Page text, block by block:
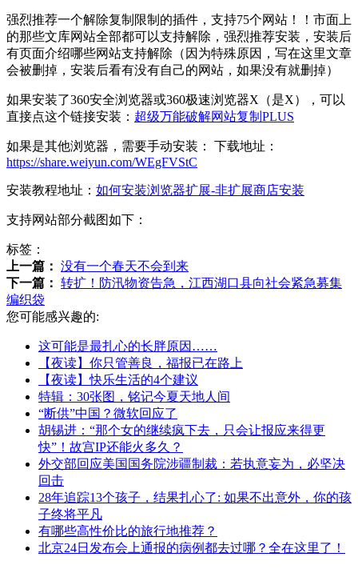
强烈推荐一个解除复制限制的插件，支持75个网站！！市面上
的那些文库网站全部都可以支持解除，强烈推荐安装，安装后
有页面介绍哪些网站支持解除（因为特殊原因，写在这里文章
会被删掉，安装后看有没有自己的网站，如果没有就删掉）
如果安装了360安全浏览器或360极速浏览器X（是X），可以
直接点这个链接安装： 超级万能破解网站复制PLUS
如果是其他浏览器，需要手动安装： 下载地址：
https://share.weiyun.com/WEgFVStC
安装教程地址： 如何安装浏览器扩展-非扩展商店安装
支持网站部分截图如下：
标签：
上一篇： 没有一个春天不会到来
下一篇： 转扩！防汛物资告急，江西湖口县向社会紧急募集
编织袋
您可能感兴趣的:
这可能是最扎心的长胖原因……
【夜读】你只管善良，福报已在路上
【夜读】快乐生活的4个建议
特辑：30张图，铭记今夏天地人间
“断供”中国？微软回应了
胡锡进：“那个女的继续疯下去，只会让报应来得更
快”！故宫IP还能火多久？
外交部回应美国国务院涉疆制裁：若执意妄为，必坚决
回击
28年追踪13个孩子，结果扎心了: 如果不出意外，你的孩
子终将平凡
有哪些高性价比的旅行地推荐？
北京24日发布会上通报的病例都去过哪？全在这里了！